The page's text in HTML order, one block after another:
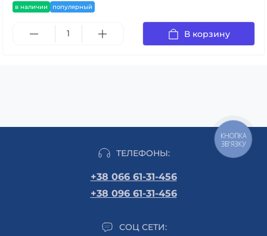
в наличии популярный
В корзину
ТЕЛЕФОНЫ:
+38 066 61-31-456
+38 096 61-31-456
СОЦ СЕТИ:
КНОПКА
ЗВ'ЯЗКУ